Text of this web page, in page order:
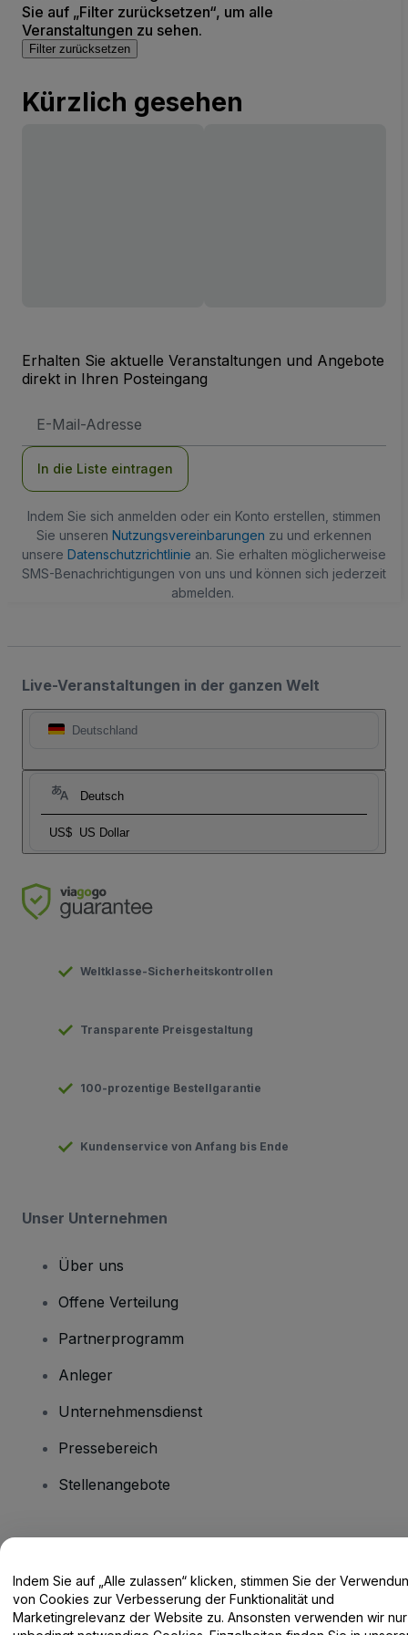
Sie auf „Filter zurücksetzen“, um alle
Veranstaltungen zu sehen.
Filter zurücksetzen
Kürzlich gesehen
Erhalten Sie aktuelle Veranstaltungen und Angebote
direkt in Ihren Posteingang
Mail-
In die Liste eintragen
Indem Sie sich anmelden oder ein Konto erstellen, stimmen
Sie unseren Nutzungsvereinbarungen zu und erkennen
unsere Datenschutzrichtlinie an. Sie erhalten möglicherweise
SMS-Benachrichtigungen von uns und können sich jederzeit
abmelden.
Live-Veranstaltungen in der ganzen Welt
Deutschland
Deutsch
US$ US Dollar
Weltklasse-Sicherheitskontrollen
Transparente Preisgestaltung
100-prozentige Bestellgarantie
Kundenservice von Anfang bis Ende
Unser Unternehmen
Über uns
Offene Verteilung
Partnerprogramm
Anleger
Unternehmensdienst
Pressebereich
Stellenangebote
Hilfe-Center / Kontakt
Indem Sie auf „Alle zulassen“ klicken, stimmen Sie der
von Cookies zur Verbesserung der Funktionalität und
Marketingrelevanz der Website zu. Ansonsten verwenden wir nur